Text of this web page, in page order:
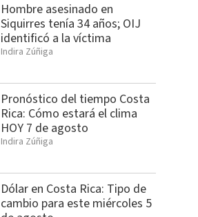
Hombre asesinado en
Siquirres tenía 34 años; OIJ
identificó a la víctima
Indira Zúñiga
Pronóstico del tiempo Costa
Rica: Cómo estará el clima
HOY 7 de agosto
Indira Zúñiga
Dólar en Costa Rica: Tipo de
cambio para este miércoles 5